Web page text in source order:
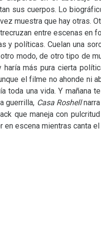
sus cuerpos. Lo
muestra que hay otras.
entre escenas en
y políticas. Cuelan una
modo, de otro tipo de
haría más pura cierta
el filme no ahonde ni
toda una vida. Y mañana
guerrilla, Casa Roshell
que maneja con
en escena mientras canta